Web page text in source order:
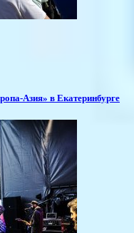
Азия» в Екатеринбурге